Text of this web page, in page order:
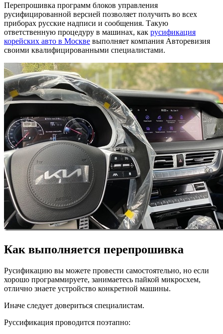
Перепрошивка программ блоков управления
русифицированной версией позволяет получить во всех
приборах русские надписи и сообщения. Такую
ответственную процедуру в машинах, как русификация
корейских авто в Москве выполняет компания Авторевизия
своими квалифицированными специалистами.
Как выполняется перепрошивка
Русификацию вы можете провести самостоятельно, но если
хорошо программируете, занимаетесь пайкой микросхем,
отлично знаете устройство конкретной машины.
Иначе следует довериться специалистам.
Руссификация проводится поэтапно: